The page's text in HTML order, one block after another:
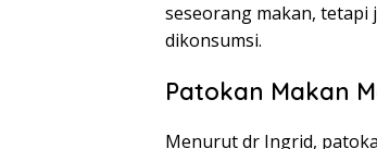
seseorang makan, tetapi
dikonsumsi.
Patokan Makan
Menurut dr Ingrid,